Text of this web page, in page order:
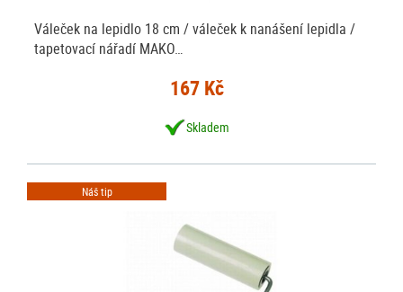
Váleček na lepidlo 18 cm / váleček k nanášení lepidla /
tapetovací nářadí MAKO…
167 Kč
Skladem
Náš tip